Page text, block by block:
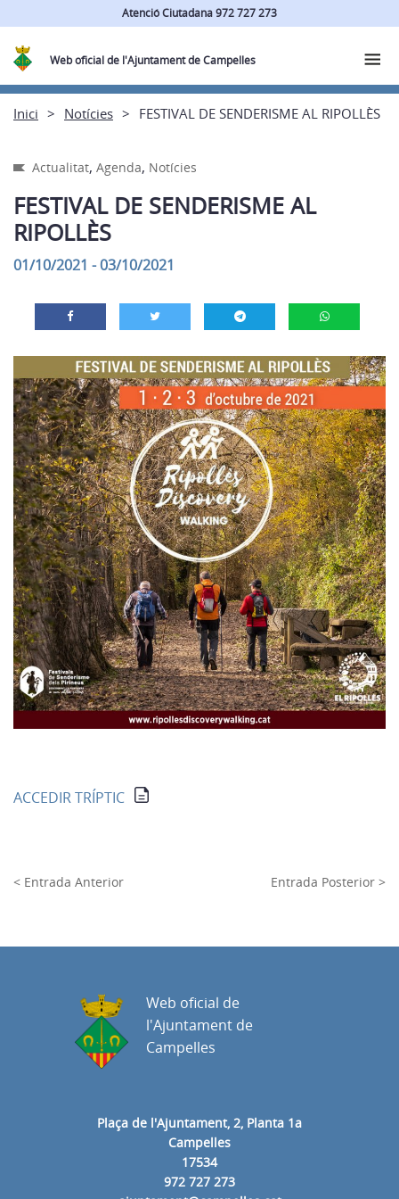
Atenció Ciutadana 972 727 273
Web oficial de l'Ajuntament de Campelles
Inici Notícies FESTIVAL DE SENDERISME AL RIPOLLÈS
Actualitat, Agenda, Notícies
FESTIVAL DE SENDERISME AL
RIPOLLÈS
01/10/2021 - 03/10/2021
ACCEDIR TRÍPTIC
< Entrada Anterior Entrada Posterior >
Plaça de l'Ajuntament, 2, Planta 1a
Campelles
17534
972 727 273
Web oficial de
l'Ajuntament de
Campelles